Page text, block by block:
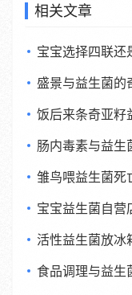
相关文章
宝宝选择四联还是三联益
盛景与益生菌的奇妙
饭后来条奇亚籽益生菌
肠内毒素与益生菌 探究
雏鸟喂益生菌死亡 这
宝宝益生菌自营店，给小宝贝
活性益生菌放冰箱外
食品调理与益生菌助